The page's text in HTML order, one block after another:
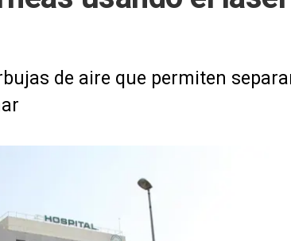
de aire que permiten